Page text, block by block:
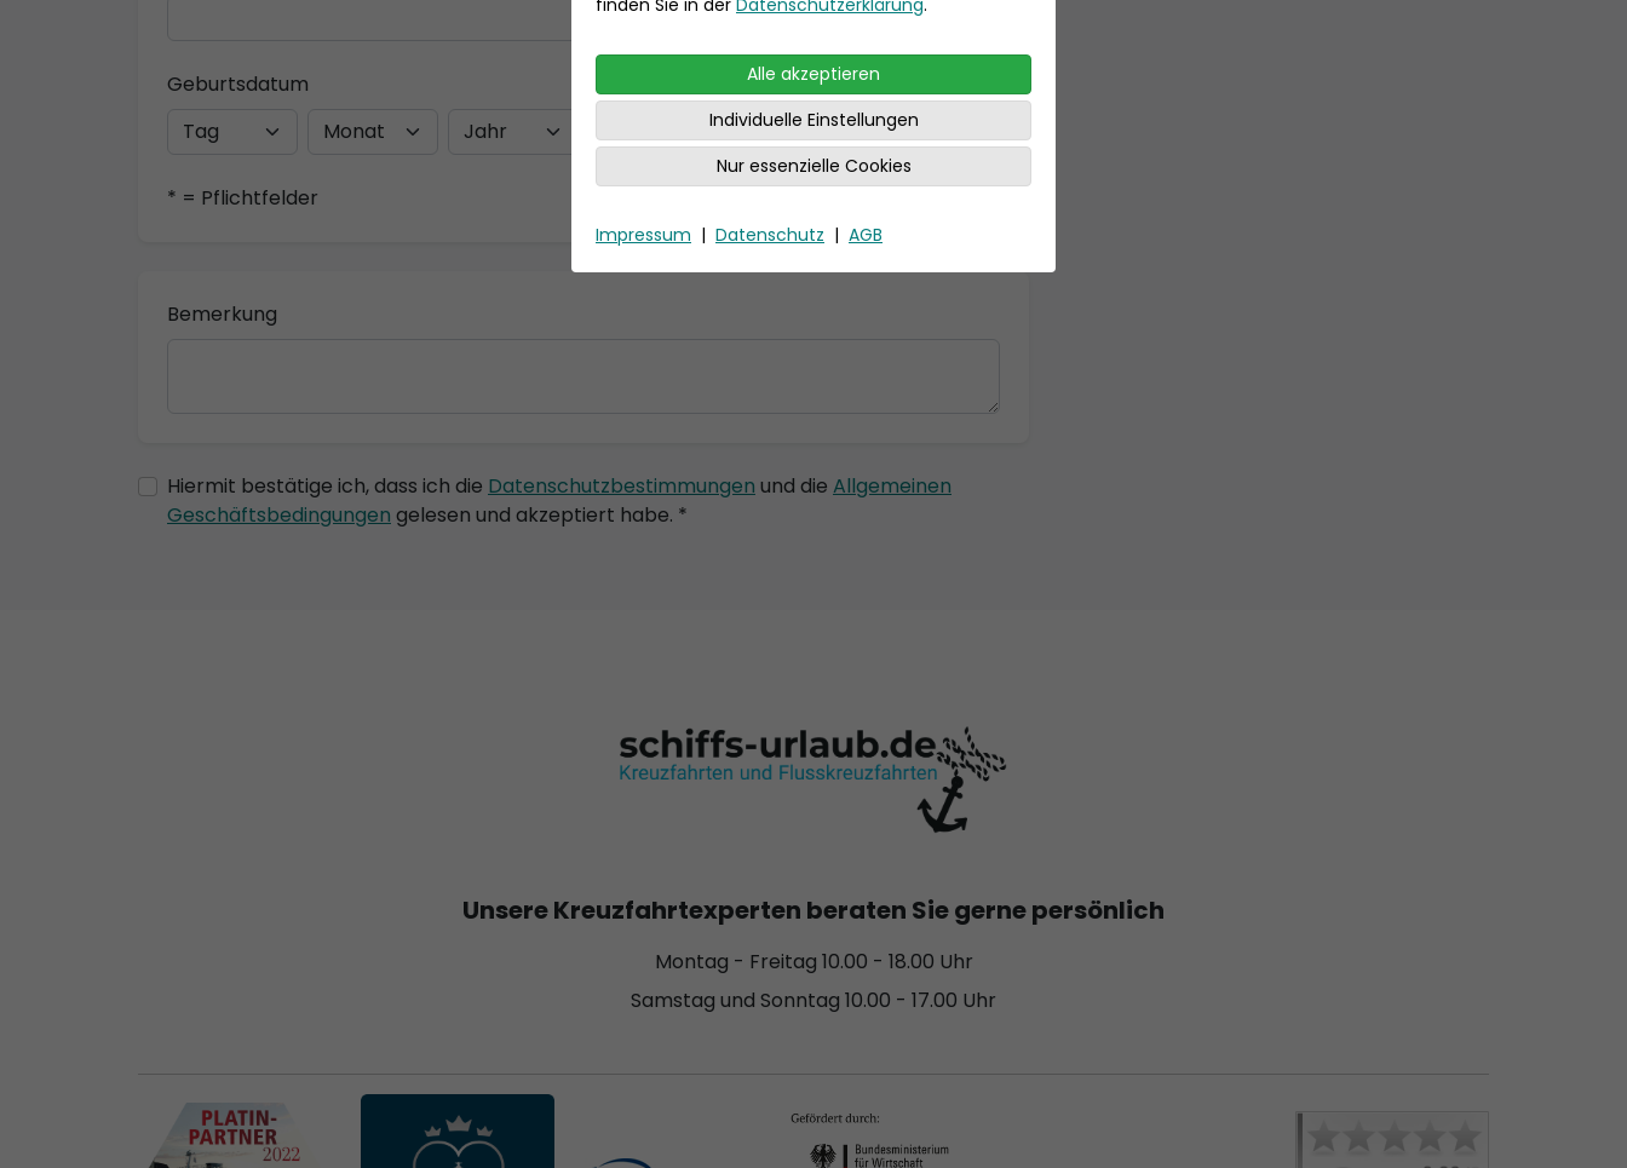
Geburtsdatum
* = Pflichtfelder
Bemerkung
Hiermit bestätige ich, dass ich die Datenschutzbestimmungen und die Allgemeinen
Geschäftsbedingungen gelesen und akzeptiert habe. *
Alle akzeptieren
Individuelle Einstellungen
Nur essenzielle Cookies
Impressum | Datenschutz | AGB
Unsere Kreuzfahrtexperten beraten Sie gerne persönlich
Montag - Freitag 10.00 - 18.00 Uhr
Samstag und Sonntag 10.00 - 17.00 Uhr